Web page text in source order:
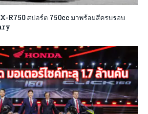
R750 สปอร์ต 750cc มาพร้อมสีครบรอบ